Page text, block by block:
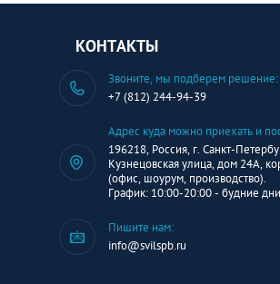
КОНТАКТЫ
Звоните, мы подберем решение:
+7 (812) 244-94-39
Адрес куда можно приехать и
196218, Россия, г. Санкт-
Кузнецовская улица, дом 24А,
(офис, шоурум, производство).
График: 10:00-20:00 - будние
Пишите нам:
info@svilspb.ru